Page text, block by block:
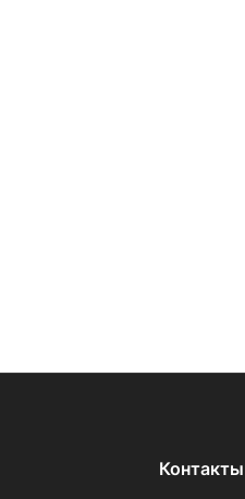
Контакты